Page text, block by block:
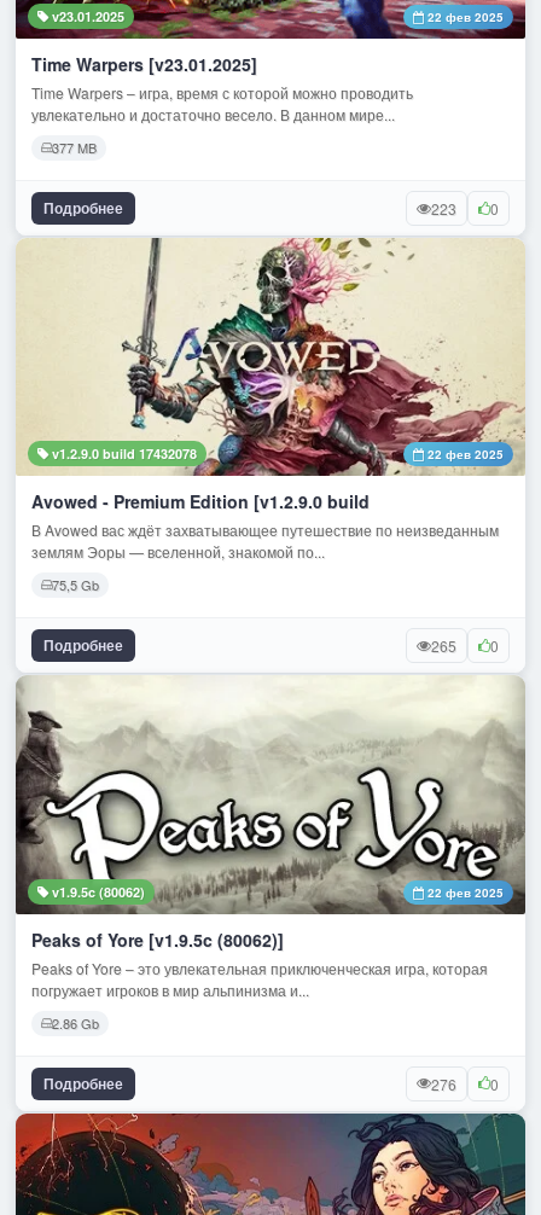
v23.01.2025 22 фев 2025
Time Warpers [v23.01.2025]
Time Warpers – игра, время с которой можно проводить
увлекательно и достаточно весело. В данном мире...
377 MB
Подробнее 223 0
v1.2.9.0 build 17432078 22 фев 2025
Avowed - Premium Edition [v1.2.9.0 build
В Avowed вас ждёт захватывающее путешествие по неизведанным
землям Эоры — вселенной, знакомой по...
75,5 Gb
Подробнее 265 0
v1.9.5c (80062) 22 фев 2025
Peaks of Yore [v1.9.5c (80062)]
Peaks of Yore – это увлекательная приключенческая игра, которая
погружает игроков в мир альпинизма и...
2.86 Gb
Подробнее 276 0